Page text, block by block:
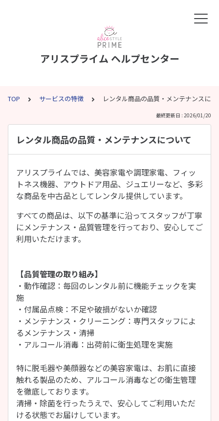
アリスプライム ヘルプセンター
TOP サービスの特徴 レンタル商品の品質・メンテナンスにつ
最終更新日 : 2026/01/20
レンタル商品の品質・メンテナンスについて
アリスプライムでは、美容家電や調理家電、フィッ
トネス機器、アウトドア用品、ジュエリーなど、多彩
な商品を中古品としてレンタル提供しています。
すべての商品は、以下の基準に沿ってスタッフが丁寧
にメンテナンス・品質管理を行っており、安心してご
利用いただけます。
【品質管理の取り組み】
・動作確認：毎回のレンタル前に機能チェックを実
施
・付属品点検：不足や破損がないか確認
・メンテナンス・クリーニング：専門スタッフによ
るメンテナンス・清掃
・アルコール消毒：出荷前に衛生処理を実施
特に脱毛器や美顔器などの美容家電は、お肌に直接
触れる製品のため、アルコール消毒などの衛生管理
を徹底しております。
清掃・除菌を行ったうえで、安心してご利用いただ
ける状態でお届けしています。